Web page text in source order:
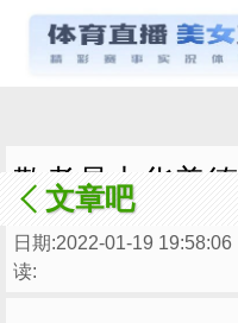
文章吧
敬孝是中华美德
日期:2022-01-19 19:58:06
读: